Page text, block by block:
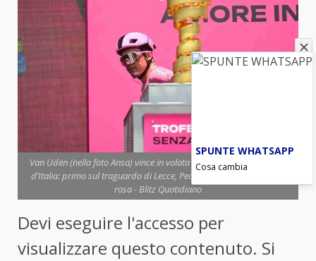
Van Uden (nella foto Ansa) vince in volata la quarta tappa del Giro
d’Italia: primo sul traguardo di Lecce, Pedersen sempre in maglia
rosa - Blitz Quotidiano
Devi eseguire l'accesso per
visualizzare questo contenuto. Si
SPUNTE WHATSAPP
Cosa cambia